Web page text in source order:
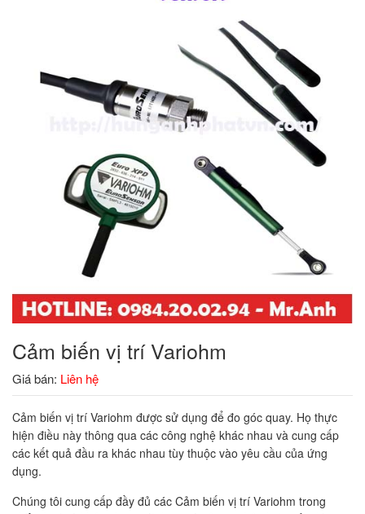
Cảm biến vị trí Variohm
Giá bán: Liên hệ
Cảm biến vị trí Variohm được sử dụng để đo góc quay. Họ thực
hiện điều này thông qua các công nghệ khác nhau và cung cấp
các kết quả đầu ra khác nhau tùy thuộc vào yêu cầu của ứng
dụng.
Chúng tôi cung cấp đầy đủ các Cảm biến vị trí Variohm trong